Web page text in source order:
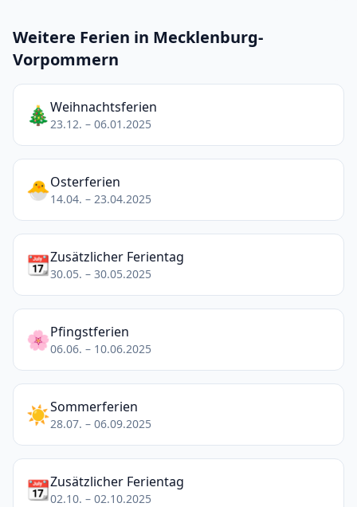
Weitere Ferien in Mecklenburg-
Vorpommern
🎄Weihnachtsferien
23.12. – 06.01.2025
🐣Osterferien
14.04. – 23.04.2025
📆Zusätzlicher Ferientag
30.05. – 30.05.2025
🌸Pfingstferien
06.06. – 10.06.2025
☀️Sommerferien
28.07. – 06.09.2025
📆Zusätzlicher Ferientag
02.10. – 02.10.2025